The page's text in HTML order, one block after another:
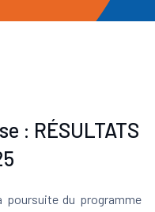
: RÉSULTATS
poursuite du programme